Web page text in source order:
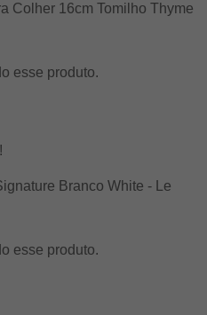
Colher 16cm Tomilho Thyme
esse produto.
Branco White - Le
esse produto.